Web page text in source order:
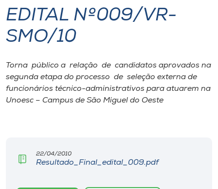
I.nova
Cultura
Editora
EDITAL Nº009/VR-
SMO/10
Torna público a relação de candidatos aprovados na
segunda etapa do processo de seleção externa de
funcionários técnico-administrativos para atuarem na
Unoesc – Campus de São Miguel do Oeste
22/04/2010
Resultado_Final_edital_009.pdf